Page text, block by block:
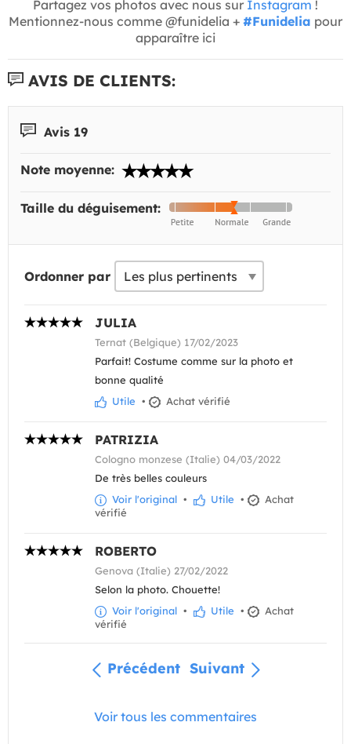
Partagez vos photos avec nous sur Instagram !
Mentionnez-nous comme @funidelia + #Funidelia pour
apparaître ici
AVIS DE CLIENTS:
Avis 19
Note moyenne:
Taille du déguisement:
Ordonner par
JULIA
Ternat (Belgique) 17/02/2023
Parfait! Costume comme sur la photo et
bonne qualité
Utile • Achat vérifié
PATRIZIA
Cologno monzese (Italie) 04/03/2022
De très belles couleurs
Voir l'original • Utile •
Achat
vérifié
ROBERTO
Genova (Italie) 27/02/2022
Selon la photo. Chouette!
Voir l'original • Utile •
Achat
vérifié
Précédent Suivant
Voir tous les commentaires